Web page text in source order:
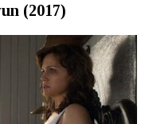
(2017)